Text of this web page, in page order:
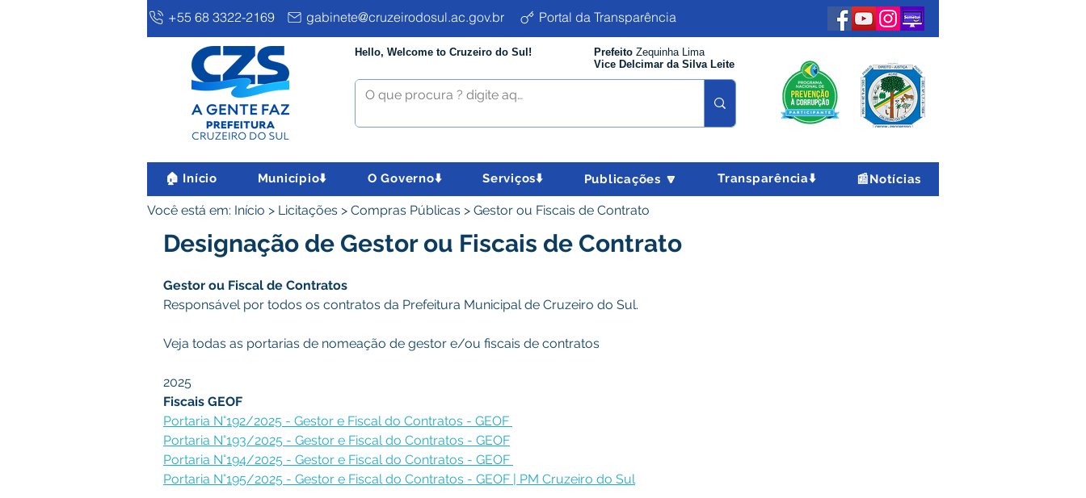
+55 68 3322-2169 gabinete@cruzeirodosul.ac.gov.br Portal da Transparência
Hello, Welcome to Cruzeiro do Sul! Prefeito Zequinha Lima
Vice Delcimar da Silva Leite
🏠 Início Município⬇️ O Governo⬇️ Serviços⬇️ Publicações 🔽 Transparência⬇️ 📰Notícias
Você está em: Início > Licitações > Compras Públicas > Gestor ou Fiscais de Contrato
Designação de Gestor ou Fiscais de Contrato
Gestor ou Fiscal de Contratos
Responsável por todos os contratos da Prefeitura Municipal de Cruzeiro do Sul.
Veja todas as portarias de nomeação de gestor e/ou fiscais de contratos
2025
Fiscais GEOF
Portaria N°192/2025 - Gestor e Fiscal do Contratos - GEOF
Portaria N°193/2025 - Gestor e Fiscal do Contratos - GEOF
Portaria N°194/2025 - Gestor e Fiscal do Contratos - GEOF
Portaria N°195/2025 - Gestor e Fiscal do Contratos - GEOF | PM Cruzeiro do Sul